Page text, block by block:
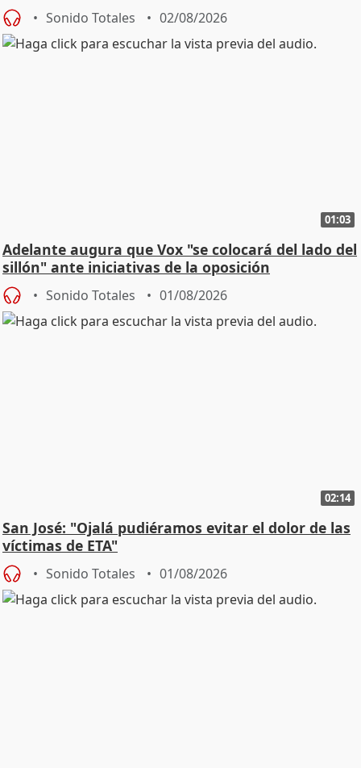
Sonido Totales 02/08/2026
01:03
Adelante augura que Vox "se colocará del lado del
sillón" ante iniciativas de la oposición
Sonido Totales 01/08/2026
02:14
San José: "Ojalá pudiéramos evitar el dolor de las
víctimas de ETA"
Sonido Totales 01/08/2026